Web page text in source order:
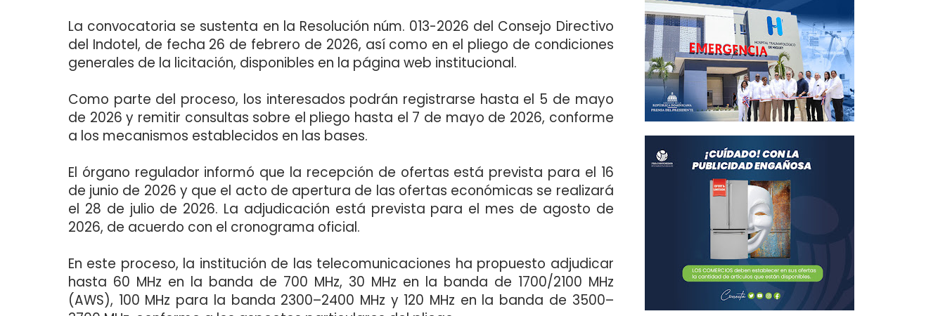
La convocatoria se sustenta en la Resolución núm. 013-2026 del Consejo Directivo
del Indotel, de fecha 26 de febrero de 2026, así como en el pliego de condiciones
generales de la licitación, disponibles en la página web institucional.
Como parte del proceso, los interesados podrán registrarse hasta el 5 de mayo
de 2026 y remitir consultas sobre el pliego hasta el 7 de mayo de 2026, conforme
a los mecanismos establecidos en las bases.
El órgano regulador informó que la recepción de ofertas está prevista para el 16
de junio de 2026 y que el acto de apertura de las ofertas económicas se realizará
el 28 de julio de 2026. La adjudicación está prevista para el mes de agosto de
2026, de acuerdo con el cronograma oficial.
En este proceso, la institución de las telecomunicaciones ha propuesto adjudicar
hasta 60 MHz en la banda de 700 MHz, 30 MHz en la banda de 1700/2100 MHz
(AWS), 100 MHz para la banda 2300–2400 MHz y 120 MHz en la banda de 3500–